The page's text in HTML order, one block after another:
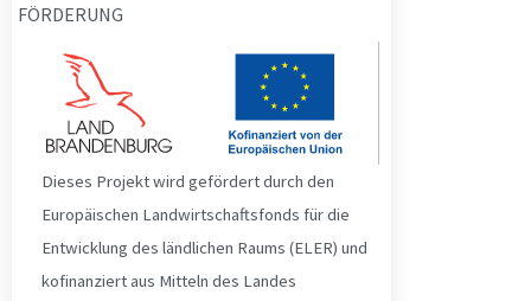
FÖRDERUNG
Dieses Projekt wird gefördert durch den
Europäischen Landwirtschaftsfonds für die
Entwicklung des ländlichen Raums (ELER) und
kofinanziert aus Mitteln des Landes